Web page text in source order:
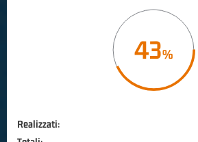
43
Realizzati: